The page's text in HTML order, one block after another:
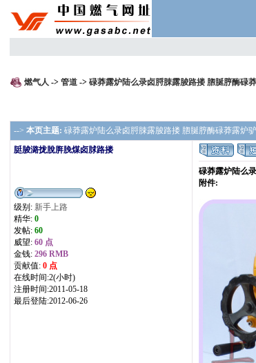
燃气人 -> 管道 -> 碌莽露炉陆么录卤脟脨露脧路搂 脗脠脝酶碌
--> 本页主题: 碌莽露炉陆么录卤脟脨露脧路搂 脗脠脝酶碌莽露炉
脡脧潞拢脫脌脕煤卤脙路搂
级别: 新手上路
精华: 0
发帖: 60
威望: 60 点
金钱: 296 RMB
贡献值: 0 点
在线时间:2(小时)
注册时间:2011-05-18
最后登陆:2012-06-26
碌莽露炉陆么
附件: